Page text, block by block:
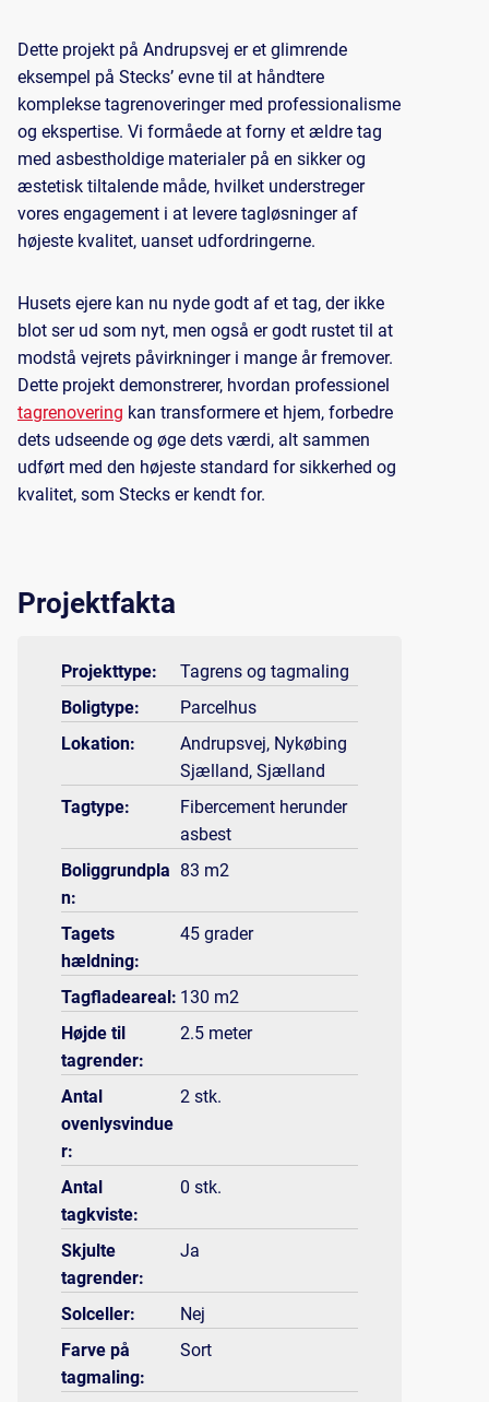
Dette projekt på Andrupsvej er et glimrende
eksempel på Stecks’ evne til at håndtere
komplekse tagrenoveringer med professionalisme
og ekspertise. Vi formåede at forny et ældre tag
med asbestholdige materialer på en sikker og
æstetisk tiltalende måde, hvilket understreger
vores engagement i at levere tagløsninger af
højeste kvalitet, uanset udfordringerne.
Husets ejere kan nu nyde godt af et tag, der ikke
blot ser ud som nyt, men også er godt rustet til at
modstå vejrets påvirkninger i mange år fremover.
Dette projekt demonstrerer, hvordan professionel
tagrenovering kan transformere et hjem, forbedre
dets udseende og øge dets værdi, alt sammen
udført med den højeste standard for sikkerhed og
kvalitet, som Stecks er kendt for.
Projektfakta
Projekttype:
Tagrens og tagmaling
Boligtype:
Parcelhus
Lokation:
Andrupsvej, Nykøbing
Sjælland, Sjælland
Tagtype:
Fibercement herunder
asbest
Boliggrundpla
n:
83 m2
Tagets
hældning:
45 grader
Tagfladeareal: 130 m2
Højde til
tagrender:
2.5 meter
Antal
ovenlysvindue
r:
2 stk.
Antal
tagkviste:
0 stk.
Skjulte
tagrender:
Ja
Solceller:
Nej
Farve på
tagmaling:
Sort